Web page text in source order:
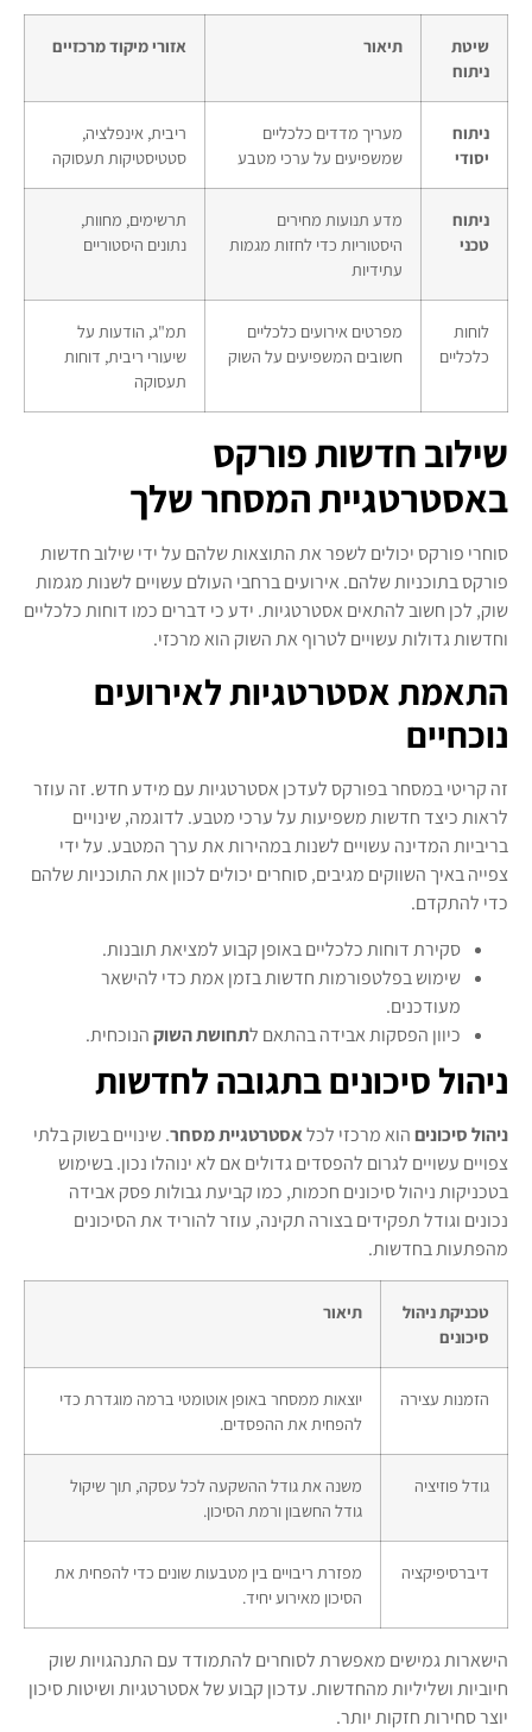
שיטת
ניתוח
תיאור אזורי מיקוד מרכזיים
ניתוח
יסודי
מעריך מדדים כלכליים
שמשפיעים על ערכי מטבע
ריבית, אינפלציה,
סטטיסטיקות תעסוקה
ניתוח
טכני
מדע תנועות מחירים
היסטוריות כדי לחזות מגמות
עתידיות
תרשימים, מחוות,
נתונים היסטוריים
לוחות
כלכליים
מפרטים אירועים כלכליים
חשובים המשפיעים על השוק
תמ"ג, הודעות על
שיעורי ריבית, דוחות
תעסוקה
שילוב חדשות פורקס
באסטרטגיית המסחר שלך
סוחרי פורקס יכולים לשפר את התוצאות שלהם על ידי שילוב חדשות
פורקס בתוכניות שלהם. אירועים ברחבי העולם עשויים לשנות מגמות
שוק, לכן חשוב להתאים אסטרטגיות. ידע כי דברים כמו דוחות כלכליים
וחדשות גדולות עשויים לטרוף את השוק הוא מרכזי.
התאמת אסטרטגיות לאירועים
נוכחיים
זה קריטי במסחר בפורקס לעדכן אסטרטגיות עם מידע חדש. זה עוזר
לראות כיצד חדשות משפיעות על ערכי מטבע. לדוגמה, שינויים
בריביות המדינה עשויים לשנות במהירות את ערך המטבע. על ידי
צפייה באיך השווקים מגיבים, סוחרים יכולים לכוון את התוכניות שלהם
כדי להתקדם.
סקירת דוחות כלכליים באופן קבוע למציאת תובנות.
שימוש בפלטפורמות חדשות בזמן אמת כדי להישאר
מעודכנים.
כיוון הפסקות אבידה בהתאם לתחושת השוקהנוכחית.
ניהול סיכונים בתגובה לחדשות
ניהול סיכוניםהוא מרכזי לכלאסטרטגיית מסחר. שינויים בשוק בלתי
צפויים עשויים לגרום להפסדים גדולים אם לא ינוהלו נכון. בשימוש
בטכניקות ניהול סיכונים חכמות, כמו קביעת גבולות פסק אבידה
נכונים וגודל תפקידים בצורה תקינה, עוזר להוריד את הסיכונים
מהפתעות בחדשות.
טכניקת ניהול
סיכונים
תיאור
הזמנות עצירה
יוצאות ממסחר באופן אוטומטי ברמה מוגדרת כדי
להפחית את ההפסדים.
גודל פוזיציה
משנה את גודל ההשקעה לכל עסקה, תוך שיקול
גודל החשבון ורמת הסיכון.
דיברסיפיקציה
מפזרת ריבויים בין מטבעות שונים כדי להפחית את
הסיכון מאירוע יחיד.
הישארות גמישים מאפשרת לסוחרים להתמודד עם התנהגויות שוק
חיוביות ושליליות מהחדשות. עדכון קבוע של אסטרטגיות ושיטות סיכון
יוצר סחירות חזקות יותר.